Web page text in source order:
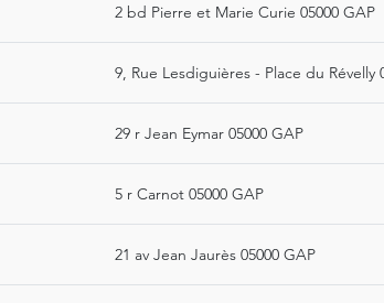
2 bd Pierre et Marie Curie 05000 GAP
9, Rue Lesdiguières - Place du Révelly
29 r Jean Eymar 05000 GAP
5 r Carnot 05000 GAP
21 av Jean Jaurès 05000 GAP